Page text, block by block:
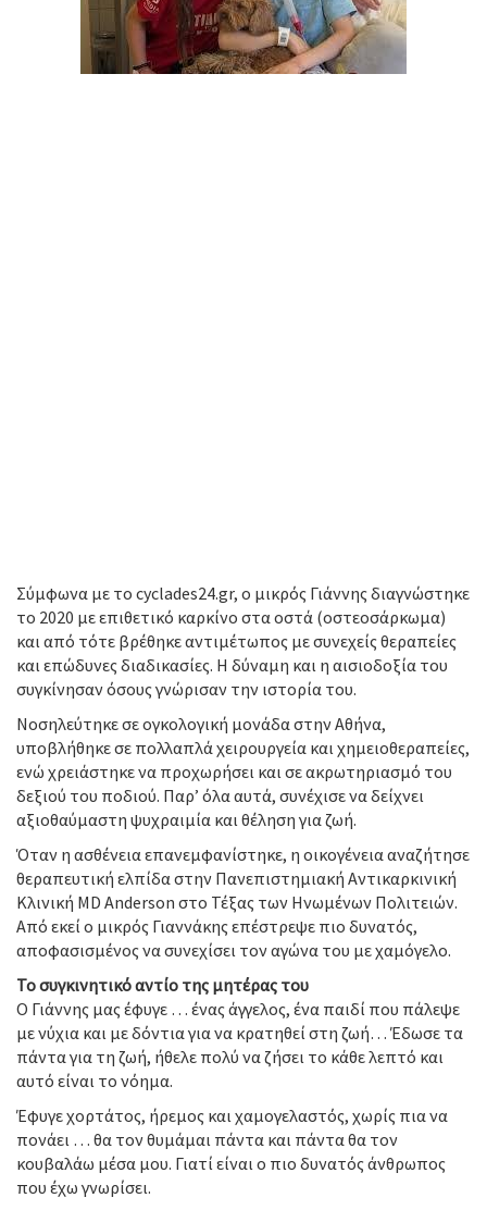
Σύμφωνα με το cyclades24.gr, ο μικρός Γιάννης διαγνώστηκε
το 2020 με επιθετικό καρκίνο στα οστά (οστεοσάρκωμα)
και από τότε βρέθηκε αντιμέτωπος με συνεχείς θεραπείες
και επώδυνες διαδικασίες. Η δύναμη και η αισιοδοξία του
συγκίνησαν όσους γνώρισαν την ιστορία του.
Νοσηλεύτηκε σε ογκολογική μονάδα στην Αθήνα,
υποβλήθηκε σε πολλαπλά χειρουργεία και χημειοθεραπείες,
ενώ χρειάστηκε να προχωρήσει και σε ακρωτηριασμό του
δεξιού του ποδιού. Παρ’ όλα αυτά, συνέχισε να δείχνει
αξιοθαύμαστη ψυχραιμία και θέληση για ζωή.
Όταν η ασθένεια επανεμφανίστηκε, η οικογένεια αναζήτησε
θεραπευτική ελπίδα στην Πανεπιστημιακή Αντικαρκινική
Κλινική MD Anderson στο Τέξας των Ηνωμένων Πολιτειών.
Από εκεί ο μικρός Γιαννάκης επέστρεψε πιο δυνατός,
αποφασισμένος να συνεχίσει τον αγώνα του με χαμόγελο.
Το συγκινητικό αντίο της μητέρας του
Ο Γιάννης μας έφυγε … ένας άγγελος, ένα παιδί που πάλεψε
με νύχια και με δόντια για να κρατηθεί στη ζωή… Έδωσε τα
πάντα για τη ζωή, ήθελε πολύ να ζήσει το κάθε λεπτό και
αυτό είναι το νόημα.
Έφυγε χορτάτος, ήρεμος και χαμογελαστός, χωρίς πια να
πονάει … θα τον θυμάμαι πάντα και πάντα θα τον
κουβαλάω μέσα μου. Γιατί είναι ο πιο δυνατός άνθρωπος
που έχω γνωρίσει.